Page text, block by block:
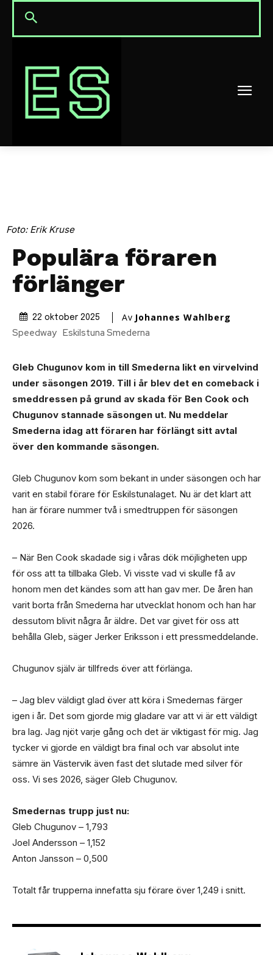
Foto: Erik Kruse
Populära föraren
förlänger
22 oktober 2025 Av Johannes Wahlberg
Speedway Eskilstuna Smederna
Gleb Chugunov kom in till Smederna likt en virvelvind
under säsongen 2019. Till i år blev det en comeback i
smeddressen på grund av skada för Ben Cook och
Chugunov stannade säsongen ut. Nu meddelar
Smederna idag att föraren har förlängt sitt avtal
över den kommande säsongen.
Gleb Chugunov kom som bekant in under säsongen och har
varit en stabil förare för Eskilstunalaget. Nu är det klart att
han är förare nummer två i smedtruppen för säsongen
2026.
– När Ben Cook skadade sig i våras dök möjligheten upp
för oss att ta tillbaka Gleb. Vi visste vad vi skulle få av
honom men det kändes som att han gav mer. De åren han
varit borta från Smederna har utvecklat honom och han har
dessutom blivit några år äldre. Det var givet för oss att
behålla Gleb, säger Jerker Eriksson i ett pressmeddelande.
Chugunov själv är tillfreds över att förlänga.
– Jag blev väldigt glad över att köra i Smedernas färger
igen i år. Det som gjorde mig gladare var att vi är ett väldigt
bra lag. Jag njöt varje gång och det är viktigast för mig. Jag
tycker vi gjorde en väldigt bra final och var absolut inte
sämre än Västervik även fast det slutade med silver för
oss. Vi ses 2026, säger Gleb Chugunov.
Smedernas trupp just nu:
Gleb Chugunov – 1,793
Joel Andersson – 1,152
Anton Jansson – 0,500
Totalt får trupperna innefatta sju förare över 1,249 i snitt.